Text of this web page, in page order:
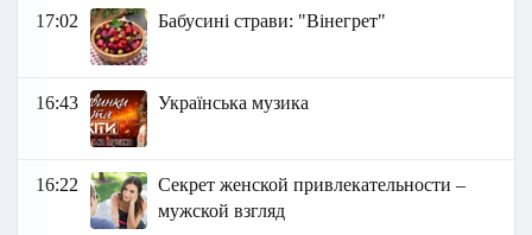
17:02 Бабусині страви: "Вінегрет"
16:43 Українська музика
16:22
Секрет женской привлекательности –
мужской взгляд